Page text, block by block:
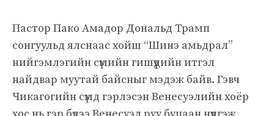
Пастор Пако Амадор Дональд Трамп
сонгуульд ялснаас хойш “Шинэ амьдрал”
нийгэмлэгийн сүмийн гишүүдийн итгэл
найдвар муутай байсныг мэдэж байв. Гэвч
Чикагогийн сүмд гэрлэсэн Венесуэлийн хоёр